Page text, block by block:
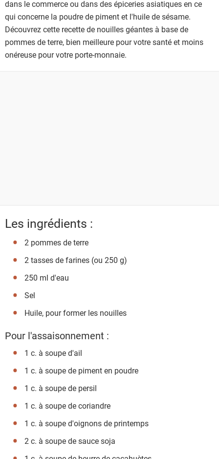
dans le commerce ou dans des épiceries asiatiques en ce
qui concerne la poudre de piment et l'huile de sésame.
Découvrez cette recette de nouilles géantes à base de
pommes de terre, bien meilleure pour votre santé et moins
onéreuse pour votre porte-monnaie.
Les ingrédients :
2 pommes de terre
2 tasses de farines (ou 250 g)
250 ml d'eau
Sel
Huile, pour former les nouilles
Pour l'assaisonnement :
1 c. à soupe d'ail
1 c. à soupe de piment en poudre
1 c. à soupe de persil
1 c. à soupe de coriandre
1 c. à soupe d'oignons de printemps
2 c. à soupe de sauce soja